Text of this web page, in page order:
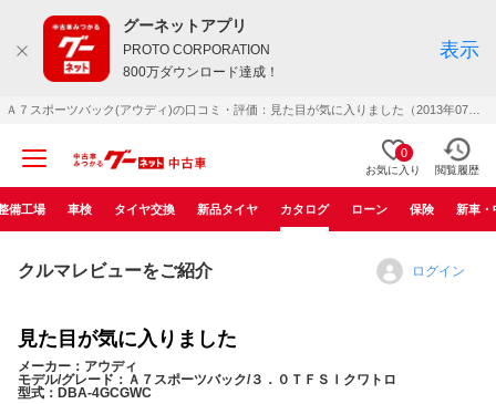
グーネットアプリ
PROTO CORPORATION
800万ダウンロード達成！
表示
0
お気に入り 閲覧履歴
備工場 車検 タイヤ交換 新品タイヤ カタログ ローン 保険 新車・
クルマレビューをご紹介 ログイン
見た目が気に入りました
メーカー：アウディ
モデル/グレード：Ａ７スポーツバック/３．０ＴＦＳＩクワトロ
型式：DBA-4GCGWC